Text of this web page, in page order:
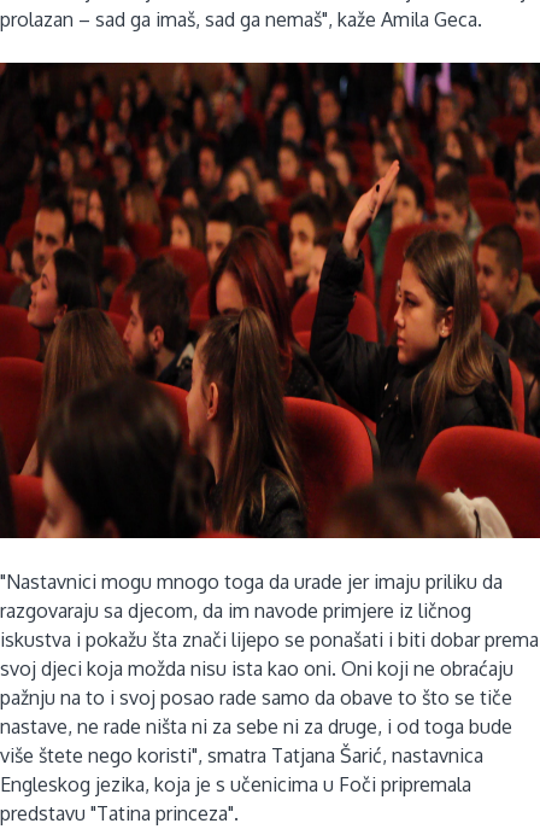
prolazan – sad ga imaš, sad ga nemaš", kaže Amila Geca.
"Nastavnici mogu mnogo toga da urade jer imaju priliku da
razgovaraju sa djecom, da im navode primjere iz ličnog
iskustva i pokažu šta znači lijepo se ponašati i biti dobar prema
svoj djeci koja možda nisu ista kao oni. Oni koji ne obraćaju
pažnju na to i svoj posao rade samo da obave to što se tiče
nastave, ne rade ništa ni za sebe ni za druge, i od toga bude
više štete nego koristi", smatra Tatjana Šarić, nastavnica
Engleskog jezika, koja je s učenicima u Foči pripremala
predstavu "Tatina princeza".